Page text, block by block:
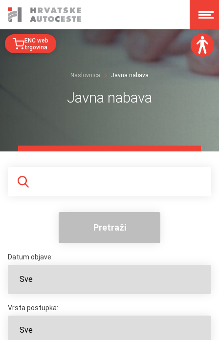
Veličina fonta:
ENC web
trgovina
Naslovnica Javna nabava
Javna nabava
Pretraži
Datum objave:
Vrsta postupka: